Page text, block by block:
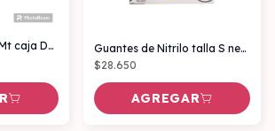
Papel Aluminio 40 Mt caja DIFFER
Guantes de Nitrilo talla S negros caja x100 unidades
$28.650
AGREGAR